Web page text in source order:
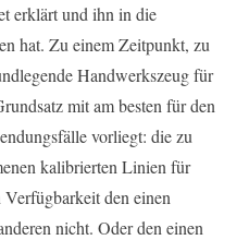
erklärt und ihn in die
hat. Zu einem Zeitpunkt, zu
Handwerkszeug für
mit am besten für den
vorliegt: die zu
kalibrierten Linien für
den einen
nicht. Oder den einen